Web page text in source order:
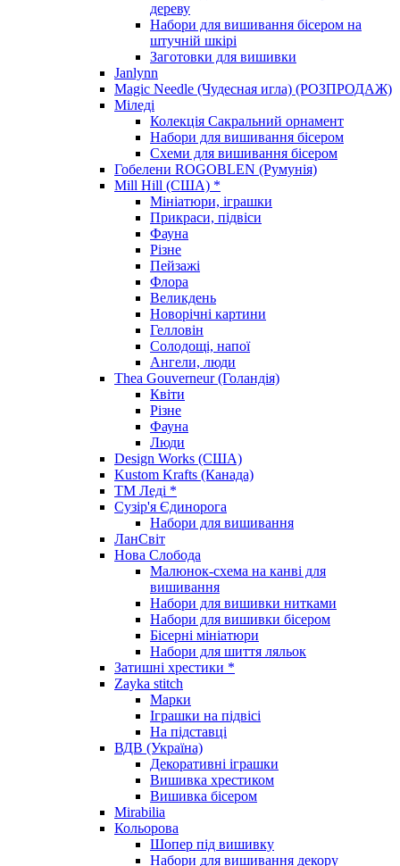
дереву
Набори для вишивання бісером на
штучній шкірі
Заготовки для вишивки
Janlynn
Magic Needle (Чудесная игла) (РОЗПРОДАЖ)
Міледі
Колекція Сакральний орнамент
Набори для вишивання бісером
Схеми для вишивання бісером
Гобелени ROGOBLEN (Румунія)
Mill Hill (США) *
Мініатюри, іграшки
Прикраси, підвіси
Фауна
Різне
Пейзажі
Флора
Великдень
Новорічні картини
Гелловін
Солодощі, напої
Ангели, люди
Thea Gouverneur (Голандія)
Квіти
Різне
Фауна
Люди
Design Works (США)
Kustom Krafts (Канада)
ТМ Леді *
Сузір'я Єдинорога
Набори для вишивання
ЛанСвіт
Нова Слобода
Малюнок-схема на канві для
вишивання
Набори для вишивки нитками
Набори для вишивки бісером
Бісерні мініатюри
Набори для шиття ляльок
Затишні хрестики *
Zayka stitch
Марки
Іграшки на підвісі
На підставці
ВДВ (Україна)
Декоративні іграшки
Вишивка хрестиком
Вишивка бісером
Mirabilia
Кольорова
Шопер під вишивку
Набори для вишивання декору